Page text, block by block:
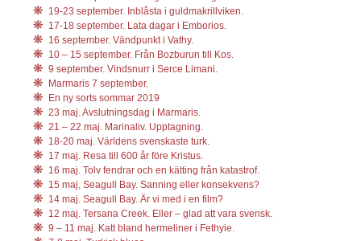
19-23 september. Inblåsta i guldmakrillviken.
17-18 september. Lata dagar i Emborios.
16 september. Vändpunkt i Vathy.
10 – 15 september. Från Bozburun till Kos.
9 september. Vindsnurr i Serce Limani.
Marmaris 7 september.
En ny sorts sommar 2019
23 maj. Avslutningsdag i Marmaris.
21 – 22 maj. Marinaliv. Upptagning.
18-20 maj. Världens svenskaste turk.
17 maj. Resa till 600 år före Kristus.
16 maj. Tolv fendrar och en kätting från katastrof.
15 maj, Seagull Bay. Sanning eller konsekvens?
14 maj. Seagull Bay. Är vi med i en film?
12 maj. Tersana Creek. Eller – glad att vara svensk.
9 – 11 maj. Katt bland hermeliner i Fethyie.